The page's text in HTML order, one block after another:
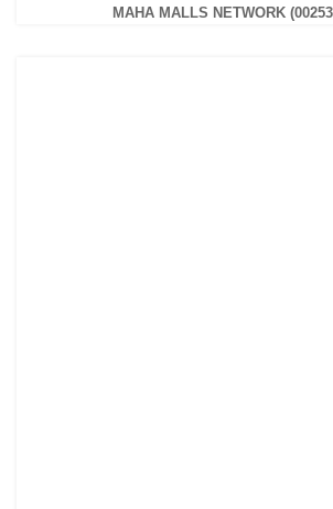
MAHA MALLS NETWORK